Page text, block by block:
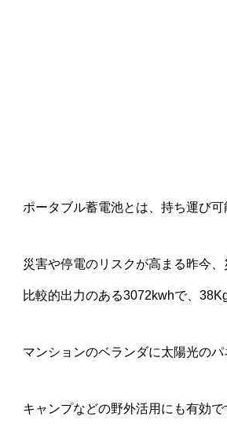
ポータブル蓄電池とは、持ち運び
災害や停電のリスクが高まる昨今
比較的出力のある3072kwhで、
マンションのベランダに太陽光の
キャンプなどの野外活用にも有効で